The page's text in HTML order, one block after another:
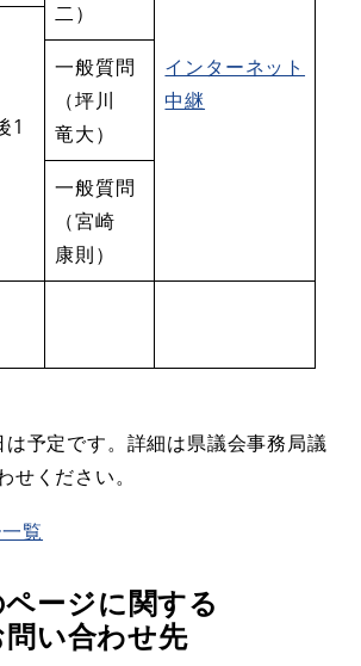
二）
インターネット
中継
1
一般質問
（坪川
竜大）
一般質問
（宮崎
康則）
予定です。詳細は県議会事務局議
せください。
覧
ージに関する
問い合わせ先